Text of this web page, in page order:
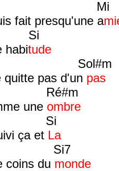
Mi
fait presqu'une a
Si
habitude
quitte pas d'un pas
Ré#m
une ombre
Si
ça et La
Si7
coins du monde